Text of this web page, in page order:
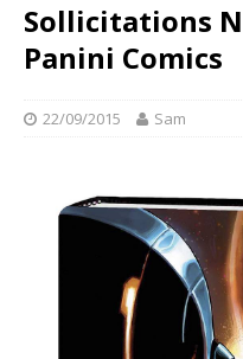
Sollicitations
Panini Comics
22/09/2015 Sam